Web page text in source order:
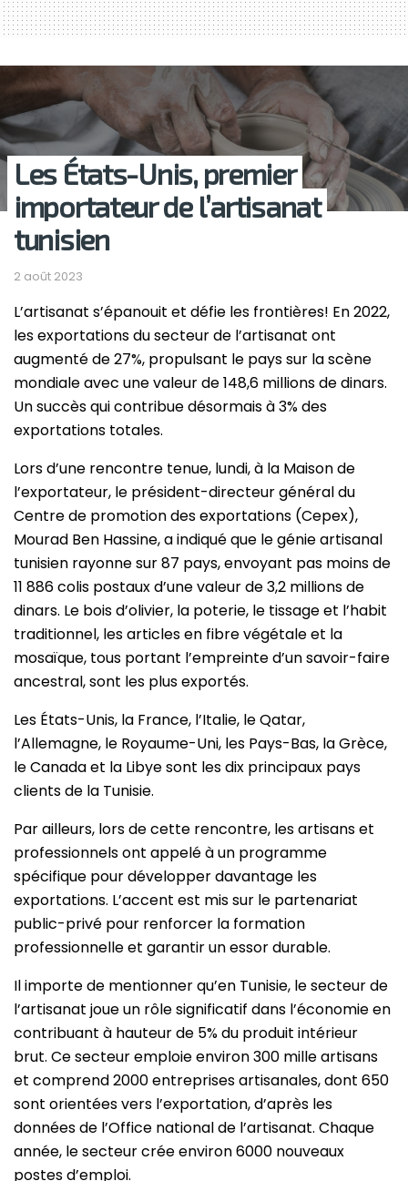
Les États-Unis, premier
importateur de l’artisanat
tunisien
2 août 2023
L’artisanat s’épanouit et défie les frontières! En 2022,
les exportations du secteur de l’artisanat ont
augmenté de 27%, propulsant le pays sur la scène
mondiale avec une valeur de 148,6 millions de dinars.
Un succès qui contribue désormais à 3% des
exportations totales.
Lors d’une rencontre tenue, lundi, à la Maison de
l’exportateur, le président-directeur général du
Centre de promotion des exportations (Cepex),
Mourad Ben Hassine, a indiqué que le génie artisanal
tunisien rayonne sur 87 pays, envoyant pas moins de
11 886 colis postaux d’une valeur de 3,2 millions de
dinars. Le bois d’olivier, la poterie, le tissage et l’habit
traditionnel, les articles en fibre végétale et la
mosaïque, tous portant l’empreinte d’un savoir-faire
ancestral, sont les plus exportés.
Les États-Unis, la France, l’Italie, le Qatar,
l’Allemagne, le Royaume-Uni, les Pays-Bas, la Grèce,
le Canada et la Libye sont les dix principaux pays
clients de la Tunisie.
Par ailleurs, lors de cette rencontre, les artisans et
professionnels ont appelé à un programme
spécifique pour développer davantage les
exportations. L’accent est mis sur le partenariat
public-privé pour renforcer la formation
professionnelle et garantir un essor durable.
Il importe de mentionner qu’en Tunisie, le secteur de
l’artisanat joue un rôle significatif dans l’économie en
contribuant à hauteur de 5% du produit intérieur
brut. Ce secteur emploie environ 300 mille artisans
et comprend 2000 entreprises artisanales, dont 650
sont orientées vers l’exportation, d’après les
données de l’Office national de l’artisanat. Chaque
année, le secteur crée environ 6000 nouveaux
postes d’emploi.